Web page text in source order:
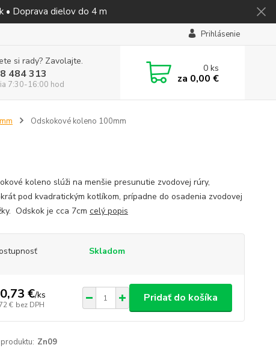
• Doprava dielov do 4 m
Prihlásenie
si rady? Zavolajte.
484 313
7:30-16:00 hod
0ks
za 0,00 €
Odskokové koleno 100mm
koleno slúži na menšie presunutie zvodovej rúry,
pod kvadratickým kotlíkom, prípadne do osadenia zvodovej
Odskok je cca 7cm celý popis
Skladom
€/ks
€ bez DPH
Pridať do košíka
Zn09